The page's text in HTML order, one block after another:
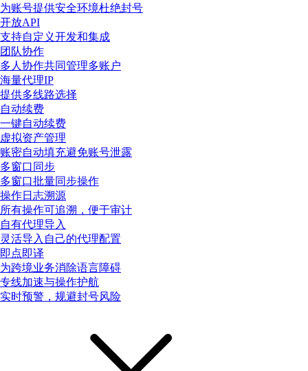
为账号提供安全环境杜绝封号
开放API
支持自定义开发和集成
团队协作
多人协作共同管理多账户
海量代理IP
提供多线路选择
自动续费
一键自动续费
虚拟资产管理
账密自动填充避免账号泄露
多窗口同步
多窗口批量同步操作
操作日志溯源
所有操作可追溯，便于审计
自有代理导入
灵活导入自己的代理配置
即点即译
为跨境业务消除语言障碍
专线加速与操作护航
实时预警，规避封号风险